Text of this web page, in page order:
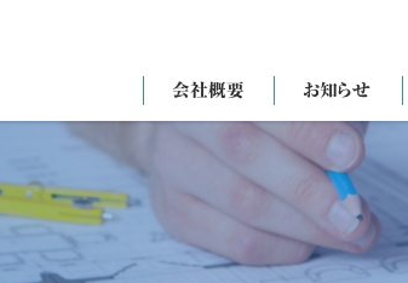
会社概要 お知らせ